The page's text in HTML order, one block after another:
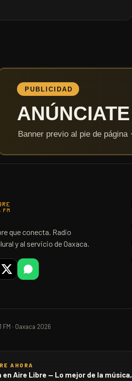
que conecta. Radio
y al servicio de Oaxaca.
· Oaxaca 2026
AHORA
en Aire Libre — Lo mejor de la